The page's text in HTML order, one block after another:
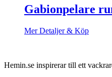
Gabionpelare
Mer Detaljer & Köp
Hemin.se inspirerar till ett